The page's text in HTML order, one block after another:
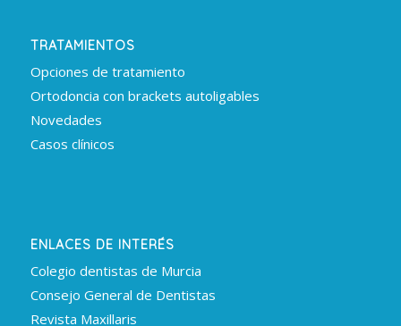
TRATAMIENTOS
Opciones de tratamiento
Ortodoncia con brackets autoligables
Novedades
Casos clínicos
ENLACES DE INTERÉS
Colegio dentistas de Murcia
Consejo General de Dentistas
Revista Maxillaris